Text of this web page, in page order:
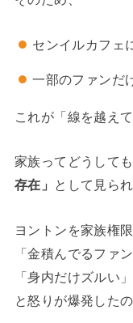
センイルカフェ
一部のファンだ
これが「線を越え
家族ってどうしても
存在」
として見ら
ヨントンを家族権
「金積んでるファ
「身内だけズルい」
と怒りが爆発したの